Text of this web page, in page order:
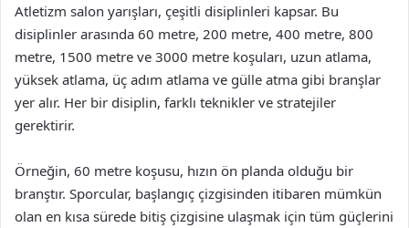
Atletizm salon yarışları, çeşitli disiplinleri kapsar. Bu
disiplinler arasında 60 metre, 200 metre, 400 metre, 800
metre, 1500 metre ve 3000 metre koşuları, uzun atlama,
yüksek atlama, üç adım atlama ve gülle atma gibi branşlar
yer alır. Her bir disiplin, farklı teknikler ve stratejiler
gerektirir.
Örneğin, 60 metre koşusu, hızın ön planda olduğu bir
branştır. Sporcular, başlangıç çizgisinden itibaren mümkün
olan en kısa sürede bitiş çizgisine ulaşmak için tüm güçlerini